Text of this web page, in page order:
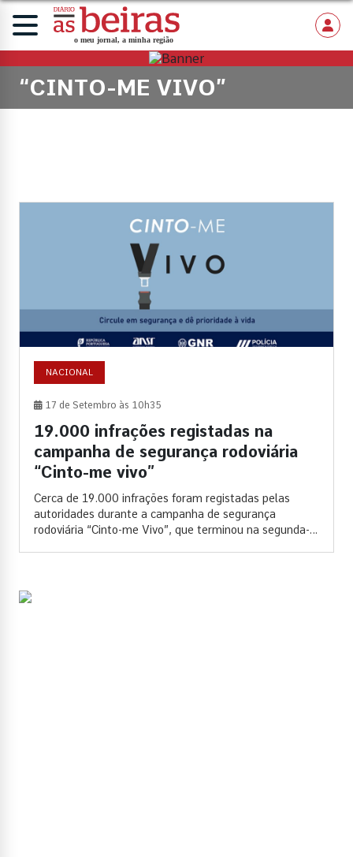
“CINTO-ME VIVO”
NACIONAL
17 de Setembro às 10h35
19.000 infrações registadas na
campanha de segurança rodoviária
“Cinto-me vivo”
Cerca de 19.000 infrações foram registadas pelas
autoridades durante a campanha de segurança
rodoviária “Cinto-me Vivo”, que terminou na segunda-